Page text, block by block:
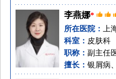
李燕娜*
所在医院：
上
科室： 皮肤科
职称： 副主任
擅长： 银屑病